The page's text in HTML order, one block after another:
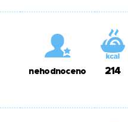
nehodnoceno 214